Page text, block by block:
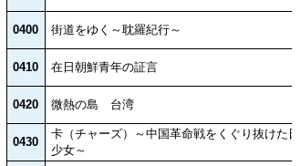
0400 街道をゆく～耽羅紀行～
0410 在日朝鮮青年の証言
0420 微熱の島 台湾
0430
卡（チャーズ）～中国革命戦をくぐり抜けた日
少女～